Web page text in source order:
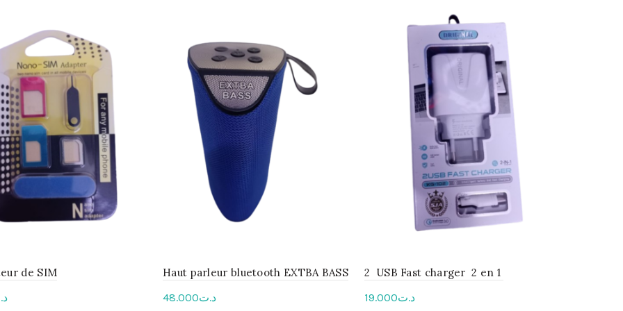
de SIM
Haut parleur bluetooth EXTBA BASS
د.ت48.000
2 USB Fast charger 2 en 1
د.ت19.000